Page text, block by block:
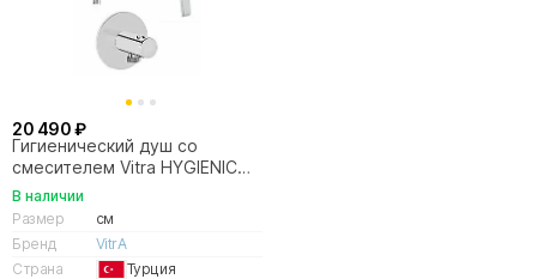
20 490 ₽
Гигиенический душ со
смесителем Vitra HYGIENIC
A49271EXP
В наличии
Размер
см
Бренд
VitrA
Страна
Турция